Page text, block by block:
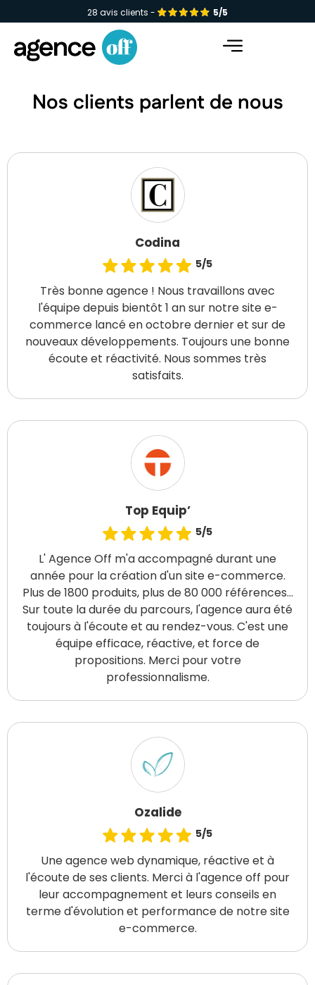
28 avis clients - 5/5
Nos clients parlent de nous
Codina
5/5
Très bonne agence ! Nous travaillons avec
l'équipe depuis bientôt 1 an sur notre site e-
commerce lancé en octobre dernier et sur de
nouveaux développements. Toujours une bonne
écoute et réactivité. Nous sommes très
satisfaits.
Top Equip’
5/5
L' Agence Off m'a accompagné durant une
année pour la création d'un site e-commerce.
Plus de 1800 produits, plus de 80 000 références...
Sur toute la durée du parcours, l'agence aura été
toujours à l'écoute et au rendez-vous. C'est une
équipe efficace, réactive, et force de
propositions. Merci pour votre
professionnalisme.
Ozalide
5/5
Une agence web dynamique, réactive et à
l'écoute de ses clients. Merci à l'agence off pour
leur accompagnement et leurs conseils en
terme d'évolution et performance de notre site
e-commerce.